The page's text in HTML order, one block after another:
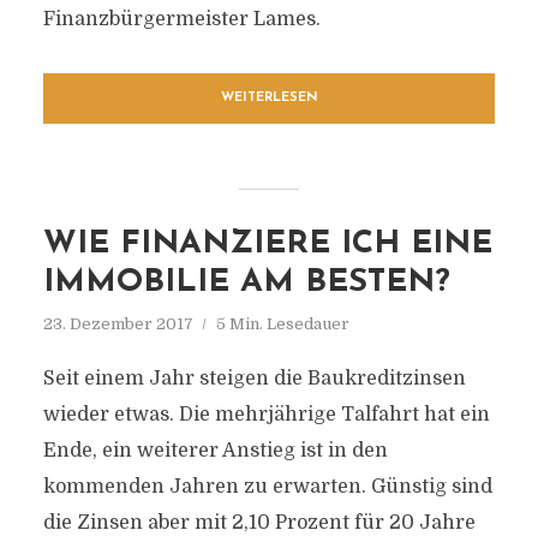
Finanzbürgermeister Lames.
WEITERLESEN
WIE FINANZIERE ICH EINE
IMMOBILIE AM BESTEN?
23. Dezember 2017 5 Min. Lesedauer
Seit einem Jahr steigen die Baukreditzinsen
wieder etwas. Die mehrjährige Talfahrt hat ein
Ende, ein weiterer Anstieg ist in den
kommenden Jahren zu erwarten. Günstig sind
die Zinsen aber mit 2,10 Prozent für 20 Jahre